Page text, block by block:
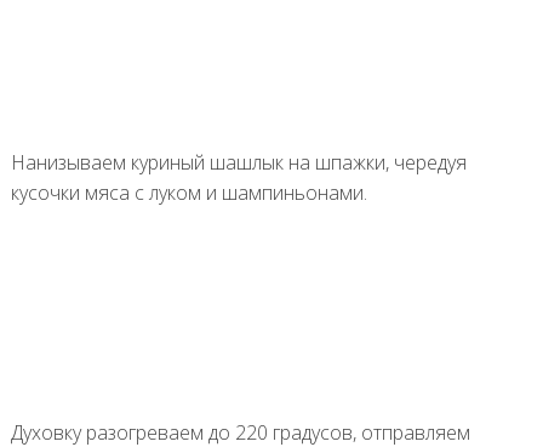
Нанизываем куриный шашлык на шпажки, чередуя
кусочки мяса с луком и шампиньонами.
Духовку разогреваем до 220 градусов, отправляем